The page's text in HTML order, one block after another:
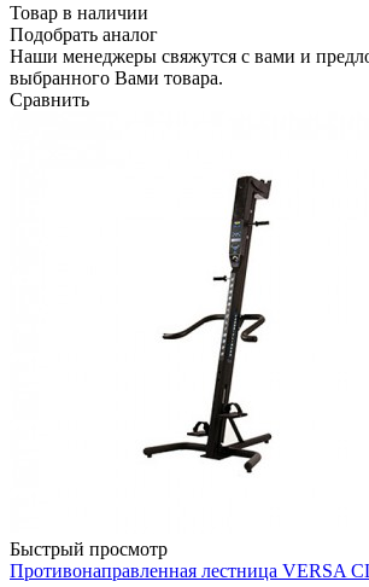
Товар в наличии
Подобрать аналог
Наши менеджеры свяжутся с вами и
выбранного Вами товара.
Сравнить
Быстрый просмотр
Противонаправленная лестница VERSA